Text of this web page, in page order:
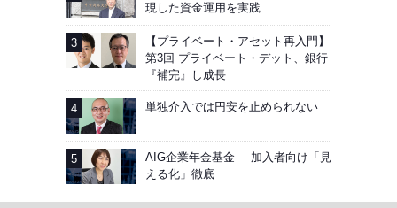
現した資金運用を実践
【プライベート・アセット再入門】
第3回 プライベート・デット、銀行
『補完』し成長
単独介入では円安を止められない
AIG企業年金基金──加入者向け「見
える化」徹底